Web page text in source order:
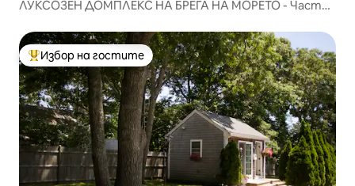
ЛУКСОЗЕН ДОМПЛЕКС НА БРЕГА НА МОРЕТО - Частен
Най-популярен избор на гостите
Избор на гостите